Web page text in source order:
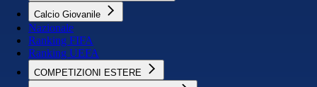
Calcio Giovanile
Nazionale
Ranking FIFA
Ranking UEFA
COMPETIZIONI ESTERE